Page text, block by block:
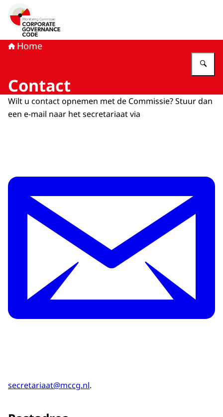
Naar de homepage van Monitoring Commissie
Home
Contact
Wilt u contact opnemen met de Commissie? Stuur dan
een e-mail naar het secretariaat via
secretariaat@mccg.nl.